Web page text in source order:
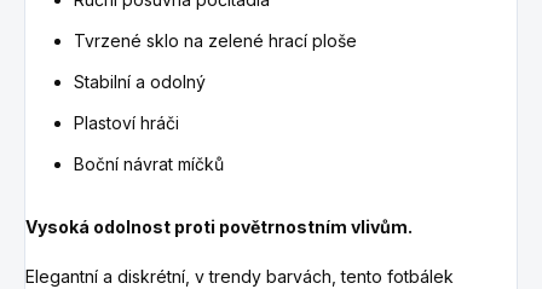
Tvrzené sklo na zelené hrací ploše
Stabilní a odolný
Plastoví hráči
Boční návrat míčků
Vysoká odolnost proti povětrnostním vlivům.
Elegantní a diskrétní, v trendy barvách, tento fotbálek